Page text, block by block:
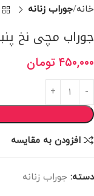
خانه جوراب زنانه
جوراب مچی نخ
۴۵۰,۰۰۰ تومان
افزودن به مقایسه
دسته: جوراب زنانه